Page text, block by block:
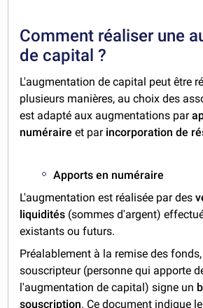
Comment réaliser une
de capital ?
L'augmentation de capital peut être
plusieurs manières, au choix des
est adapté aux augmentations par
numéraire et par incorporation de
Apports en numéraire
L'augmentation est réalisée par des
liquidités (sommes d'argent)
existants ou futurs.
Préalablement à la remise des
souscripteur (personne qui apporte
l'augmentation de capital) signe un
souscription. Ce document indique